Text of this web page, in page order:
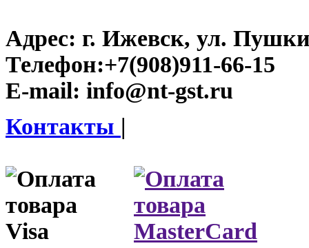
Адрес: г. Ижевск, ул.
Телефон:+7(908)911-66-15
E-mail: info@nt-gst.ru
Контакты |